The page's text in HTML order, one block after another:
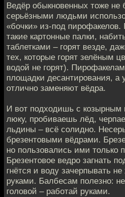
Ведёр обыкновенных тоже не
серьёзными людьми
«бочки» из-под
такие картонные палки,
таблетками – горят везде,
тех, которые горят зелёным
водой не горят).
площадки десантирования, а
отлично заменяют вёдра.
И вот подходишь с козырным
люку, пробиваешь лёд,
льдины – всё солидно.
брезентовыми вёдрами.
но пользовались ими только
Брезентовое ведро загнать
гнётся и воду зачерпывать не
руками. Балбесам полезно:
головой – работай руками.